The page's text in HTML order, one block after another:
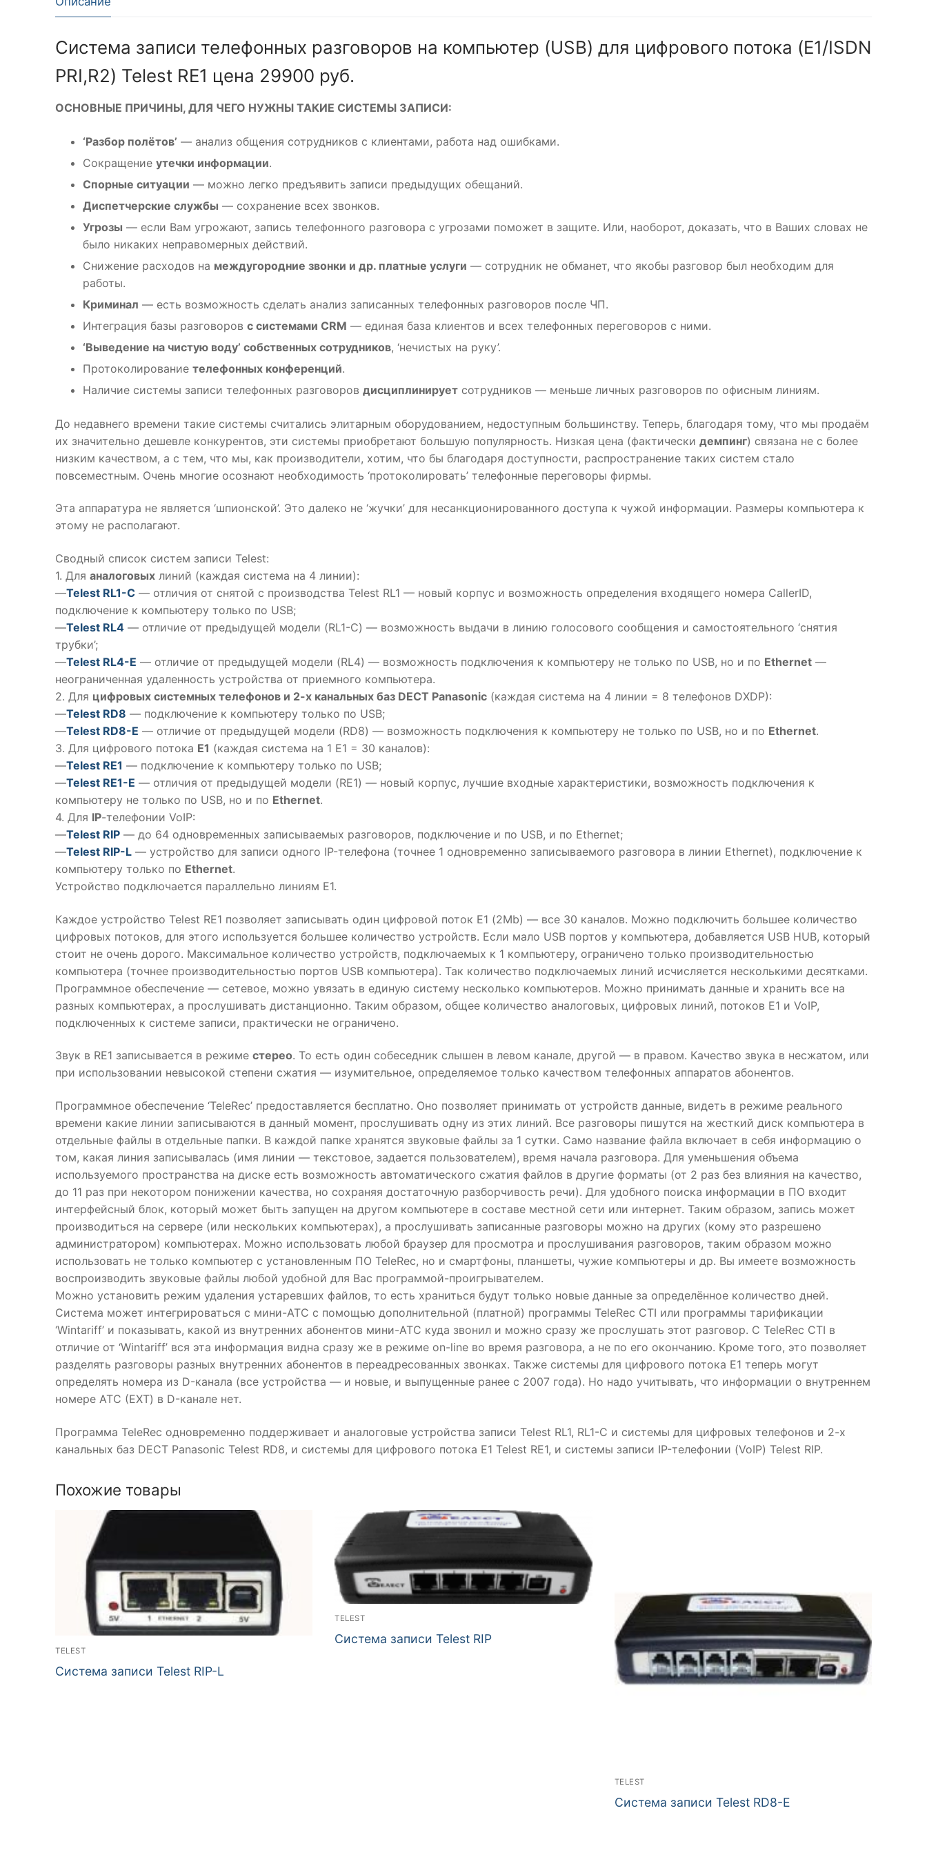
Система записи телефонных разговоров на компьютер (USB) для цифрового потока (E1/ISDN
PRI,R2) Telest RE1 цена 29900 руб.
ОСНОВНЫЕ ПРИЧИНЫ, ДЛЯ ЧЕГО НУЖНЫ ТАКИЕ СИСТЕМЫ ЗАПИСИ:
‘Разбор полётов’ — анализ общения сотрудников с клиентами, работа над ошибками.
Сокращение утечки информации.
Спорные ситуации — можно легко предъявить записи предыдущих обещаний.
Диспетчерские службы — сохранение всех звонков.
Угрозы — если Вам угрожают, запись телефонного разговора с угрозами поможет в защите. Или, наоборот, доказать, что в Ваших словах не
было никаких неправомерных действий.
Снижение расходов на междугородние звонки и др. платные услуги — сотрудник не обманет, что якобы разговор был необходим для
работы.
Криминал — есть возможность сделать анализ записанных телефонных разговоров после ЧП.
Интеграция базы разговоров с системами CRM — единая база клиентов и всех телефонных переговоров с ними.
‘Выведение на чистую воду’ собственных сотрудников, ‘нечистых на руку’.
Протоколирование телефонных конференций.
Наличие системы записи телефонных разговоров дисциплинирует сотрудников — меньше личных разговоров по офисным линиям.
До недавнего времени такие системы считались элитарным оборудованием, недоступным большинству. Теперь, благодаря тому, что мы продаём
их значительно дешевле конкурентов, эти системы приобретают большую популярность. Низкая цена (фактически демпинг) связана не с более
низким качеством, а с тем, что мы, как производители, хотим, что бы благодаря доступности, распространение таких систем стало
повсеместным. Очень многие осознают необходимость ‘протоколировать’ телефонные переговоры фирмы.
Эта аппаратура не является ‘шпионской’. Это далеко не ‘жучки’ для несанкционированного доступа к чужой информации. Размеры компьютера к
этому не располагают.
Сводный список систем записи Telest:
1. Для аналоговых линий (каждая система на 4 линии):
—Telest RL1-C — отличия от снятой с производства Telest RL1 — новый корпус и возможность определения входящего номера CallerID,
подключение к компьютеру только по USB;
—Telest RL4 — отличие от предыдущей модели (RL1-C) — возможность выдачи в линию голосового сообщения и самостоятельного ‘снятия
трубки’;
—Telest RL4-E — отличие от предыдущей модели (RL4) — возможность подключения к компьютеру не только по USB, но и по Ethernet —
неограниченная удаленность устройства от приемного компьютера.
2. Для цифровых системных телефонов и 2-х канальных баз DECT Panasonic (каждая система на 4 линии = 8 телефонов DXDP):
—Telest RD8 — подключение к компьютеру только по USB;
—Telest RD8-E — отличие от предыдущей модели (RD8) — возможность подключения к компьютеру не только по USB, но и по Ethernet.
3. Для цифрового потока E1 (каждая система на 1 E1 = 30 каналов):
—Telest RE1 — подключение к компьютеру только по USB;
—Telest RE1-E — отличия от предыдущей модели (RE1) — новый корпус, лучшие входные характеристики, возможность подключения к
компьютеру не только по USB, но и по Ethernet.
4. Для IP-телефонии VoIP:
—Telest RIP — до 64 одновременных записываемых разговоров, подключение и по USB, и по Ethernet;
—Telest RIP-L — устройство для записи одного IP-телефона (точнее 1 одновременно записываемого разговора в линии Ethernet), подключение к
компьютеру только по Ethernet.
Устройство подключается параллельно линиям E1.
Каждое устройство Telest RE1 позволяет записывать один цифровой поток E1 (2Mb) — все 30 каналов. Можно подключить большее количество
цифровых потоков, для этого используется большее количество устройств. Если мало USB портов у компьютера, добавляется USB HUB, который
стоит не очень дорого. Максимальное количество устройств, подключаемых к 1 компьютеру, ограничено только производительностью
компьютера (точнее производительностью портов USB компьютера). Так количество подключаемых линий исчисляется несколькими десятками.
Программное обеспечение — сетевое, можно увязать в единую систему несколько компьютеров. Можно принимать данные и хранить все на
разных компьютерах, а прослушивать дистанционно. Таким образом, общее количество аналоговых, цифровых линий, потоков E1 и VoIP,
подключенных к системе записи, практически не ограничено.
Звук в RE1 записывается в режиме стерео. То есть один собеседник слышен в левом канале, другой — в правом. Качество звука в несжатом, или
при использовании невысокой степени сжатия — изумительное, определяемое только качеством телефонных аппаратов абонентов.
Программное обеспечение ‘TeleRec’ предоставляется бесплатно. Оно позволяет принимать от устройств данные, видеть в режиме реального
времени какие линии записываются в данный момент, прослушивать одну из этих линий. Все разговоры пишутся на жесткий диск компьютера в
отдельные файлы в отдельные папки. В каждой папке хранятся звуковые файлы за 1 сутки. Само название файла включает в себя информацию о
том, какая линия записывалась (имя линии — текстовое, задается пользователем), время начала разговора. Для уменьшения объема
используемого пространства на диске есть возможность автоматического сжатия файлов в другие форматы (от 2 раз без влияния на качество,
до 11 раз при некотором понижении качества, но сохраняя достаточную разборчивость речи). Для удобного поиска информации в ПО входит
интерфейсный блок, который может быть запущен на другом компьютере в составе местной сети или интернет. Таким образом, запись может
производиться на сервере (или нескольких компьютерах), а прослушивать записанные разговоры можно на других (кому это разрешено
администратором) компьютерах. Можно использовать любой браузер для просмотра и прослушивания разговоров, таким образом можно
использовать не только компьютер с установленным ПО TeleRec, но и смартфоны, планшеты, чужие компьютеры и др. Вы имеете возможность
воспроизводить звуковые файлы любой удобной для Вас программой-проигрывателем.
Можно установить режим удаления устаревших файлов, то есть храниться будут только новые данные за определённое количество дней.
Система может интегрироваться с мини-АТС с помощью дополнительной (платной) программы TeleRec CTI или программы тарификации
‘Wintariff’ и показывать, какой из внутренних абонентов мини-АТС куда звонил и можно сразу же прослушать этот разговор. С TeleRec CTI в
отличие от ‘Wintariff’ вся эта информация видна сразу же в режиме on-line во время разговора, а не по его окончанию. Кроме того, это позволяет
разделять разговоры разных внутренних абонентов в переадресованных звонках. Также системы для цифрового потока E1 теперь могут
определять номера из D-канала (все устройства — и новые, и выпущенные ранее с 2007 года). Но надо учитывать, что информации о внутреннем
номере АТС (EXT) в D-канале нет.
Программа TeleRec одновременно поддерживает и аналоговые устройства записи Telest RL1, RL1-C и системы для цифровых телефонов и 2-х
канальных баз DECT Panasonic Telest RD8, и системы для цифрового потока E1 Telest RE1, и системы записи IP-телефонии (VoIP) Telest RIP.
Похожие товары
TELEST
Система записи Telest RIP-L
TELEST
Система записи Telest RIP
TELEST
Система записи Telest RD8-E